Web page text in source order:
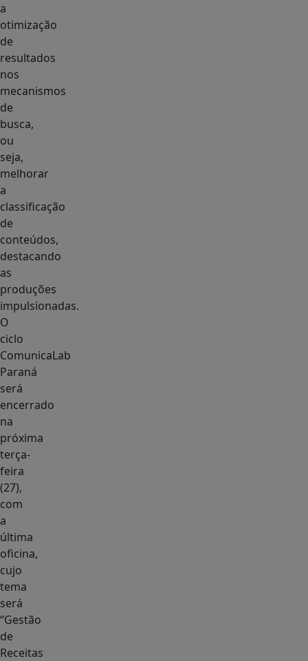
a
otimização
de
resultados
nos
mecanismos
de
busca,
ou
seja,
melhorar
a
classificação
de
conteúdos,
destacando
as
produções
impulsionadas.
O
ciclo
ComunicaLab
Paraná
será
encerrado
na
próxima
terça-
feira
(27),
com
a
última
oficina,
cujo
tema
será
“Gestão
de
Receitas